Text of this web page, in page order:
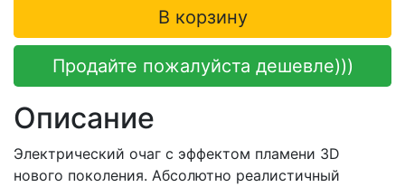
В корзину
Продайте пожалуйста дешевле)))
Описание
Электрический очаг с эффектом пламени 3D
нового поколения. Абсолютно реалистичный